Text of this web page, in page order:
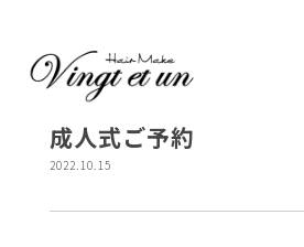
成人式ご予約
2022.10.15